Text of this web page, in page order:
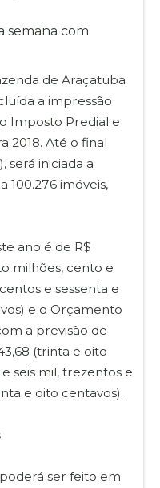
de Araçatuba
a impressão
Imposto Predial e
2018. Até o final
será iniciada a
100.276 imóveis,
ano é de R$
milhões, cento e
e sessenta e
e o Orçamento
a previsão de
(trinta e oito
seis mil, trezentos e
e oito centavos).
ser feito em